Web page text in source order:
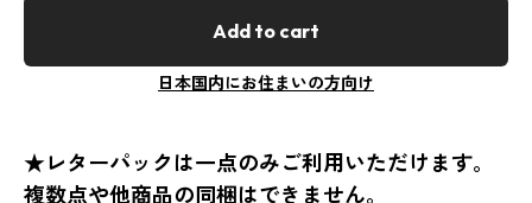
Add to cart
日本国内にお住まいの方向け
★レターパックは一点のみご利用いただけます。
複数点や他商品の同梱はできません。